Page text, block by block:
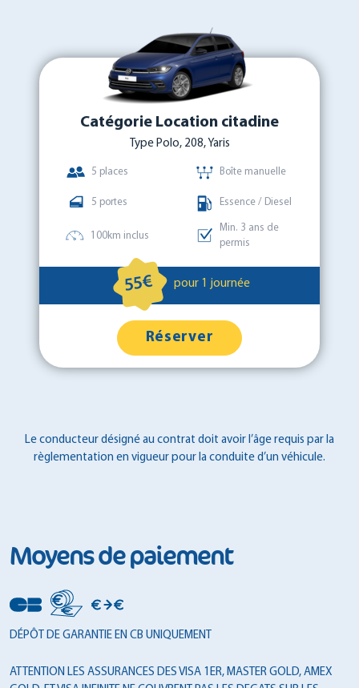
Catégorie Location citadine
Type Polo, 208, Yaris
5 places Boîte manuelle
5 portes Essence / Diesel
100km inclus
Min. 3 ans de
permis
55€ pour 1 journée
Réserver
Le conducteur désigné au contrat doit avoir l’âge requis par la
règlementation en vigueur pour la conduite d’un véhicule.
Moyens de paiement
DÉPÔT DE GARANTIE EN CB UNIQUEMENT
ATTENTION LES ASSURANCES DES VISA 1ER, MASTER GOLD, AMEX